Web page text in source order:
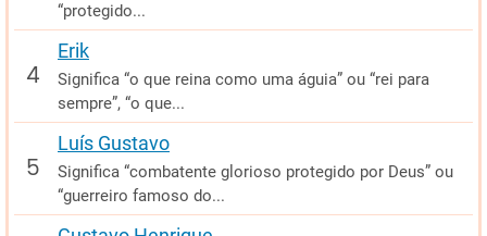
“protegido...
Erik
Significa “o que reina como uma águia” ou “rei para
sempre”, “o que...
Luís Gustavo
Significa “combatente glorioso protegido por Deus” ou
“guerreiro famoso do...